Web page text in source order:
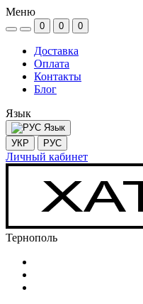
Меню
0 0 0
Доставка
Оплата
Контакты
Блог
Язык
Язык
УКР
РУС
Личный кабинет
Тернополь